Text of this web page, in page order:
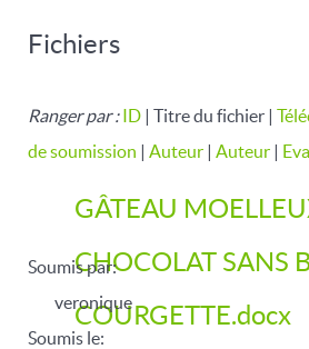
Fichiers
Ranger par :ID | Titre du fichier |
de soumission | Auteur | Auteur |
GÂTEAU
CHOCOLAT SANS
COURGETTE.docx
Soumis par:
veronique
Soumis le: